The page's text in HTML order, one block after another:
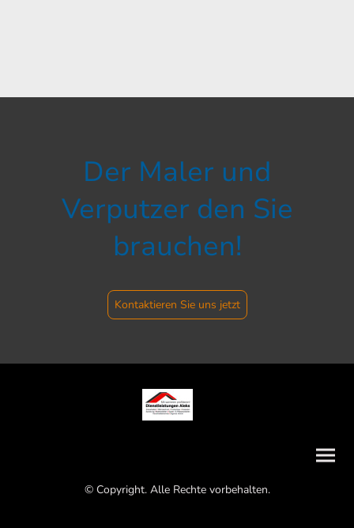
Der Maler und
Verputzer den Sie
brauchen!
Kontaktieren Sie uns jetzt
© Copyright. Alle Rechte vorbehalten.